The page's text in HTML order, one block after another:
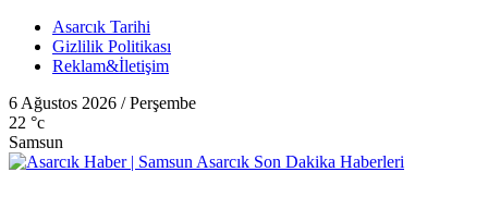
Asarcık Tarihi
Gizlilik Politikası
Reklam&İletişim
6 Ağustos 2026 / Perşembe
22 °c
Samsun